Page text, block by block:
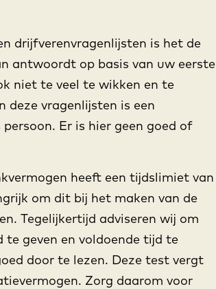
drijfverenvragenlijsten is het de
antwoordt op basis van uw eerste
niet te veel te wikken en te
deze vragenlijsten is een
Er is hier geen goed of
heeft een tijdslimiet van
om dit bij het maken van de
Tegelijkertijd adviseren wij om
geven en voldoende tijd te
door te lezen. Deze test vergt
Zorg daarom voor